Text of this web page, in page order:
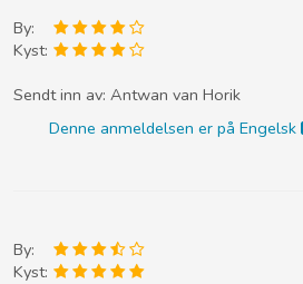
By:
Kyst:
Sendt inn av: Antwan van Horik
Denne anmeldelsen er på Engelsk
By:
Kyst: